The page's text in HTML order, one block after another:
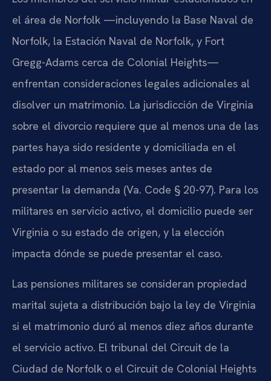
el área de Norfolk —incluyendo la Base Naval de
Norfolk, la Estación Naval de Norfolk, y Fort
Gregg-Adams cerca de Colonial Heights—
enfrentan consideraciones legales adicionales al
disolver un matrimonio. La jurisdicción de Virginia
sobre el divorcio requiere que al menos una de las
partes haya sido residente y domiciliada en el
estado por al menos seis meses antes de
presentar la demanda (Va. Code § 20-97). Para los
militares en servicio activo, el domicilio puede ser
Virginia o su estado de origen, y la elección
impacta dónde se puede presentar el caso.
Las pensiones militares se consideran propiedad
marital sujeta a distribución bajo la ley de Virginia
si el matrimonio duró al menos diez años durante
el servicio activo. El tribunal del Circuit de la
Ciudad de Norfolk o el Circuit de Colonial Heights